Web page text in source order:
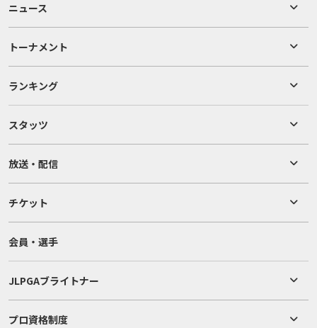
ニュース
トーナメント
ランキング
スタッツ
放送・配信
チケット
会員・選手
JLPGAブライトナー
プロ資格制度